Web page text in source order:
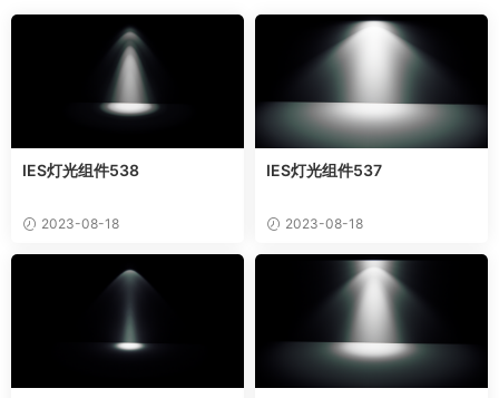
IES灯光组件538
2023-08-18
IES灯光组件537
2023-08-18